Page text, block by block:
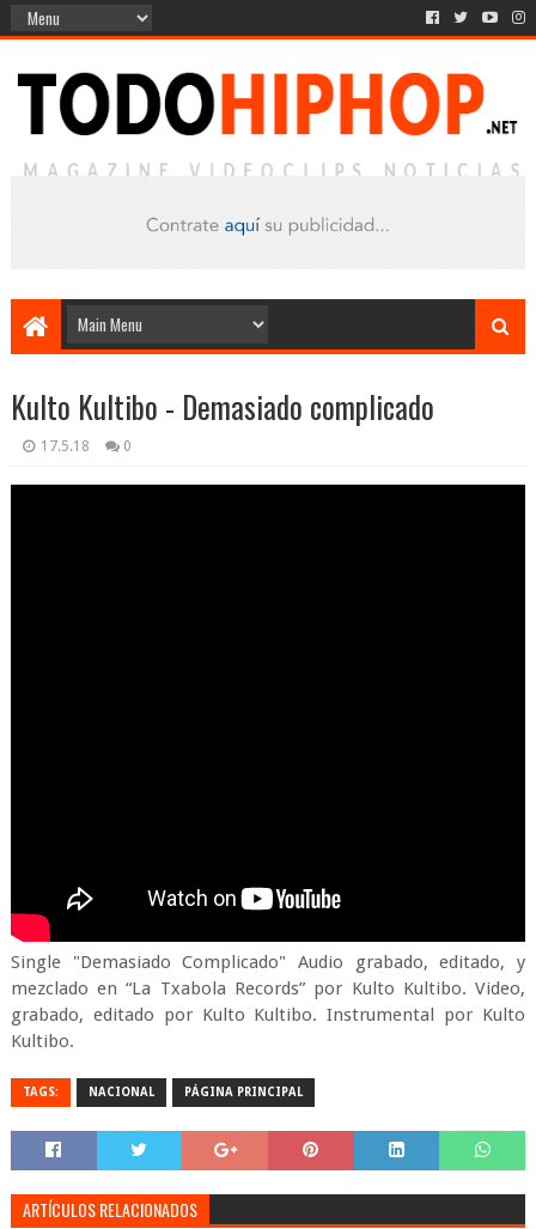
Kulto Kultibo - Demasiado complicado
17.5.18 0
Single "Demasiado Complicado" Audio grabado, editado, y
mezclado en “La Txabola Records” por Kulto Kultibo. Video,
grabado, editado por Kulto Kultibo. Instrumental por Kulto
Kultibo.
TAGS: NACIONAL PÁGINA PRINCIPAL
ARTÍCULOS RELACIONADOS